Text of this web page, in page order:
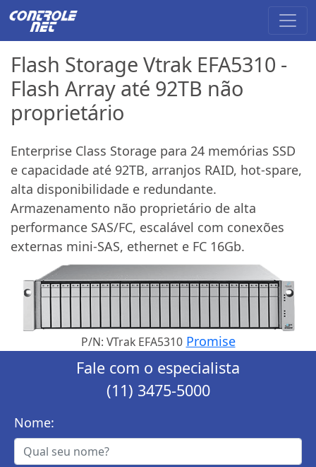
Flash Storage Vtrak EFA5310 -
Flash Array até 92TB não
proprietário
Enterprise Class Storage para 24 memórias SSD
e capacidade até 92TB, arranjos RAID, hot-spare,
alta disponibilidade e redundante.
Armazenamento não proprietário de alta
performance SAS/FC, escalável com conexões
externas mini-SAS, ethernet e FC 16Gb.
P/N: VTrak EFA5310 Promise
Fale com o especialista
(11) 3475-5000
Nome: